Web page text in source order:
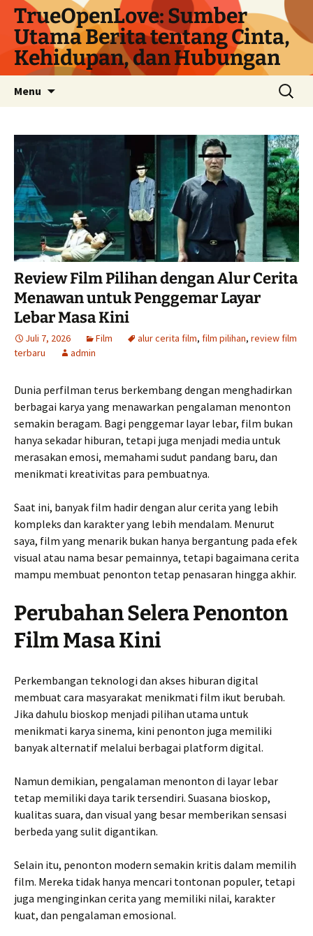
Langsung
TrueOpenLove: Sumber
Utama Berita tentang Cinta,
Kehidupan, dan Hubungan
Menu
Cari
untuk:
Review Film Pilihan dengan Alur Cerita
Menawan untuk Penggemar Layar
Lebar Masa Kini
Juli 7, 2026 Film alur cerita film, film pilihan, review film
terbaru
admin
Dunia perfilman terus berkembang dengan menghadirkan
berbagai karya yang menawarkan pengalaman menonton
semakin beragam. Bagi penggemar layar lebar, film bukan
hanya sekadar hiburan, tetapi juga menjadi media untuk
merasakan emosi, memahami sudut pandang baru, dan
menikmati kreativitas para pembuatnya.
Saat ini, banyak film hadir dengan alur cerita yang lebih
kompleks dan karakter yang lebih mendalam. Menurut
saya, film yang menarik bukan hanya bergantung pada efek
visual atau nama besar pemainnya, tetapi bagaimana cerita
mampu membuat penonton tetap penasaran hingga akhir.
Perubahan Selera Penonton
Film Masa Kini
Perkembangan teknologi dan akses hiburan digital
membuat cara masyarakat menikmati film ikut berubah.
Jika dahulu bioskop menjadi pilihan utama untuk
menikmati karya sinema, kini penonton juga memiliki
banyak alternatif melalui berbagai platform digital.
Namun demikian, pengalaman menonton di layar lebar
tetap memiliki daya tarik tersendiri. Suasana bioskop,
kualitas suara, dan visual yang besar memberikan sensasi
berbeda yang sulit digantikan.
Selain itu, penonton modern semakin kritis dalam memilih
film. Mereka tidak hanya mencari tontonan populer, tetapi
juga menginginkan cerita yang memiliki nilai, karakter
kuat, dan pengalaman emosional.